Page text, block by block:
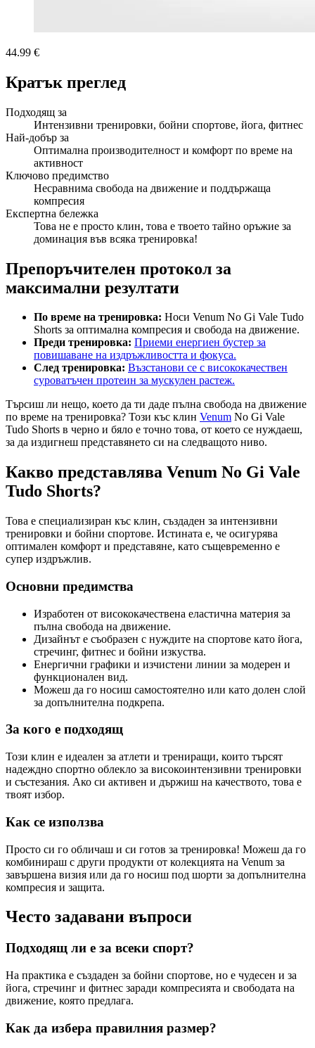
44.99 €
Кратък преглед
Подходящ за
Интензивни тренировки, бойни спортове, йога, фитнес
Най-добър за
Оптимална производителност и комфорт по време на
активност
Ключово предимство
Несравнима свобода на движение и поддържаща
компресия
Експертна бележка
Това не е просто клин, това е твоето тайно оръжие за
доминация във всяка тренировка!
Препоръчителен протокол за
максимални резултати
По време на тренировка: Носи Venum No Gi Vale Tudo
Shorts за оптимална компресия и свобода на движение.
Преди тренировка: Приеми енергиен бустер за
повишаване на издръжливостта и фокуса.
След тренировка: Възстанови се с висококачествен
суроватъчен протеин за мускулен растеж.
Търсиш ли нещо, което да ти даде пълна свобода на движение
по време на тренировка? Този къс клин Venum No Gi Vale
Tudo Shorts в черно и бяло е точно това, от което се нуждаеш,
за да издигнеш представянето си на следващото ниво.
Какво представлява Venum No Gi Vale
Tudo Shorts?
Това е специализиран къс клин, създаден за интензивни
тренировки и бойни спортове. Истината е, че осигурява
оптимален комфорт и представяне, като същевременно е
супер издръжлив.
Основни предимства
Изработен от висококачествена еластична материя за
пълна свобода на движение.
Дизайнът е съобразен с нуждите на спортове като йога,
стречинг, фитнес и бойни изкуства.
Енергични графики и изчистени линии за модерен и
функционален вид.
Можеш да го носиш самостоятелно или като долен слой
за допълнителна подкрепа.
За кого е подходящ
Този клин е идеален за атлети и трениращи, които търсят
надеждно спортно облекло за високоинтензивни тренировки
и състезания. Ако си активен и държиш на качеството, това е
твоят избор.
Как се използва
Просто си го обличаш и си готов за тренировка! Можеш да го
комбинираш с други продукти от колекцията на Venum за
завършена визия или да го носиш под шорти за допълнителна
компресия и защита.
Често задавани въпроси
Подходящ ли е за всеки спорт?
На практика е създаден за бойни спортове, но е чудесен и за
йога, стречинг и фитнес заради компресията и свободата на
движение, която предлага.
Как да избера правилния размер?